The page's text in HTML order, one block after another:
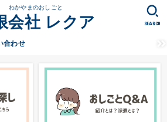
わかやまのおしごと
会社 レクア
合わせ
SEARCH